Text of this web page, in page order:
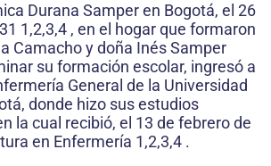
Durana Samper en Bogotá, el 26
1,2,3,4 , en el hogar que formaron
Camacho y doña Inés Samper
su formación escolar, ingresó a
General de la Universidad
donde hizo sus estudios
la cual recibió, el 13 de febrero de
en Enfermería 1,2,3,4 .